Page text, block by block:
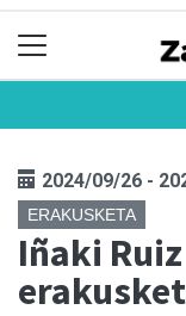
2024/09/26 -
ERAKUSKETA
Iñaki